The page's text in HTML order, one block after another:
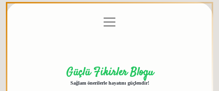
menüyü
aç
Güçlü Fikirler Blogu
Sağlam önerilerle hayatını güçlendir!